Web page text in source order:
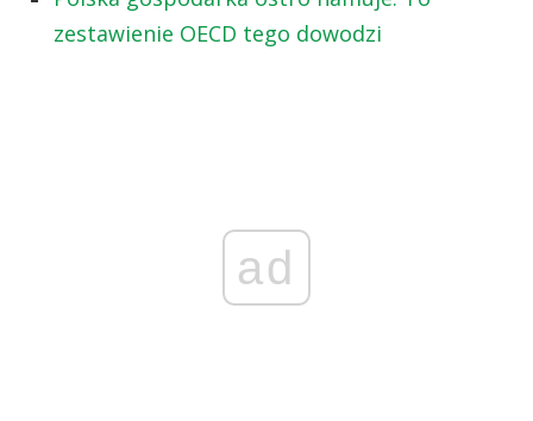
zestawienie OECD tego dowodzi
ad